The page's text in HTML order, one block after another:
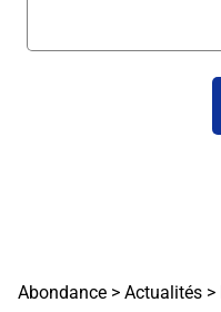
Abondance > Actualités >